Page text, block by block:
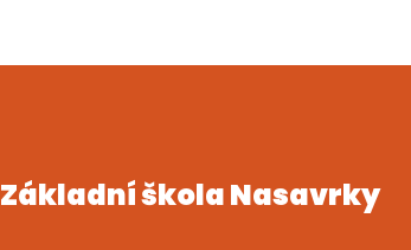
Základní škola Nasavrky